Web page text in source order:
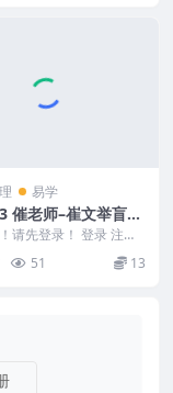
易学
催老师–崔文举盲派
整理第一部A4彩色
元）97页_1
请先登录！ 登录 注册
文举盲派八字笔记整理
51 13